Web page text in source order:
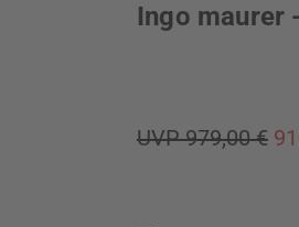
Ingo maurer
UVP 979,00 €